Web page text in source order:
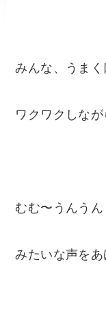
みんな、うま
ワクワクしな
むむ〜うんうん
みたいな声を